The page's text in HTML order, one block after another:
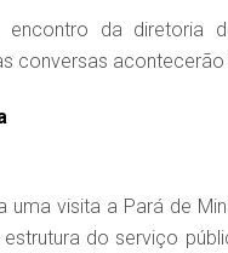
encontro da diretoria
conversas
uma visita a Pará de
do serviço